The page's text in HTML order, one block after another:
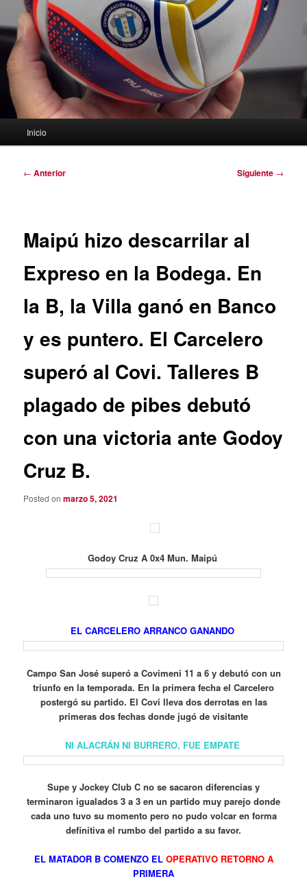
Inicio
Navegación
← Anterior Siguiente →
Maipú hizo descarrilar al
Expreso en la Bodega. En
la B, la Villa ganó en Banco
y es puntero. El Carcelero
superó al Covi. Talleres B
plagado de pibes debutó
con una victoria ante Godoy
Cruz B.
Posted onmarzo 5, 2021
Godoy Cruz A 0x4 Mun. Maipú
EL CARCELERO ARRANCO GANANDO
Campo San José superó a Covimeni 11 a 6 y debutó con un
triunfo en la temporada. En la primera fecha el Carcelero
postergó su partido. El Covi lleva dos derrotas en las
primeras dos fechas donde jugó de visitante
NI ALACRÁN NI BURRERO, FUE EMPATE
Supe y Jockey Club C no se sacaron diferencias y
terminaron igualados 3 a 3 en un partido muy parejo donde
cada uno tuvo su momento pero no pudo volcar en forma
definitiva el rumbo del partido a su favor.
EL MATADOR B COMENZO EL OPERATIVO RETORNO A
PRIMERA